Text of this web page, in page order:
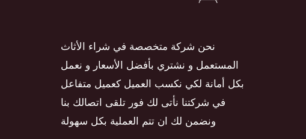
نحن شركة متخصصة في شراء الأثاث
المستعمل و نشتري بأفضل الأسعار و نعمل
بكل أمانة لكي نكسب العميل كعميل متفاعل
في شركتنا نأتى لك فور تلقى اتصالك بنا
ونضمن لك ان تتم العملية بكل سهولة